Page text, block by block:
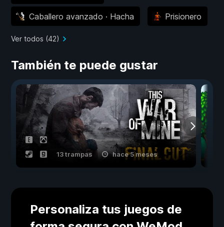
Caballero avanzado · Hacha Prisionero
Ver todos (42)
También te puede gustar
13 trampas hace 5 meses
Personaliza tus juegos de